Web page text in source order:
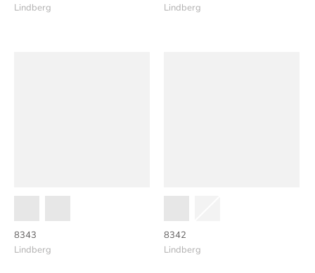
Lindberg
Lindberg
8343
Lindberg
8342
Lindberg